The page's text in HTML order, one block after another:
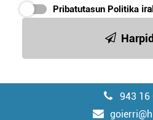
Pribatutasun Politika
943 16